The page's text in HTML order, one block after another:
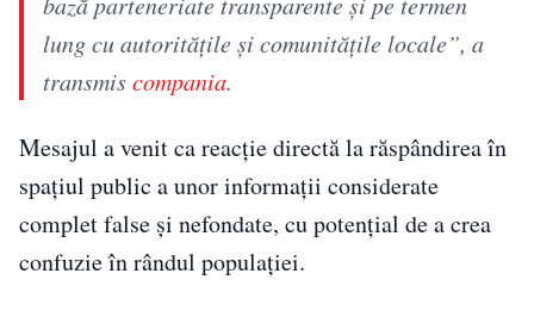
lung cu autoritățile și comunitățile locale”, a
transmiscompania.
Mesajul a venit ca reacție directă la răspândirea în
spațiul public a unor informații considerate
complet false și nefondate, cu potențial de a crea
confuzie în rândul populației.